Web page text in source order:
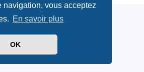
navigation, vous acceptez
En savoir plus
OK